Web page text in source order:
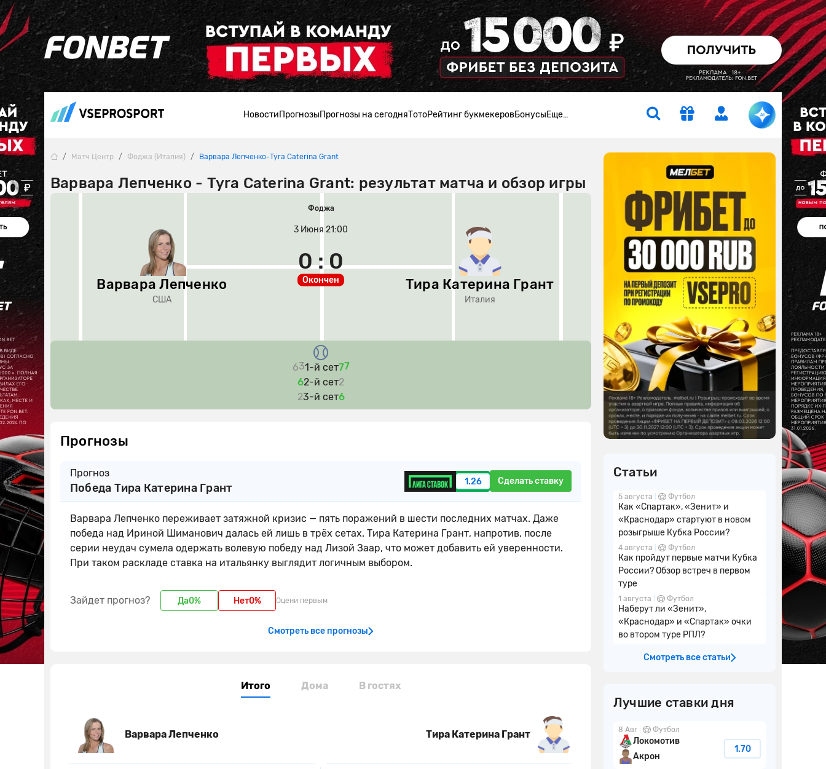
НовостиПрогнозыПрогнозы на сегодняТотоРейтинг букмекеровБонусыЕще…
Варвара Лепченко - Tyra Caterina Grant: результат матча и обзор игры
Матч Центр Фоджа (Италия) Варвара Лепченко-Tyra Caterina Grant
Варвара Лепченко
США
Фоджа
3 Июня 21:00
Окончен
0 : 0
Тира Катерина Грант
Италия
631-й сет77
62-й сет2
23-й сет6
Прогнозы
Прогноз
Победа Тира Катерина Грант 1.26 Сделать ставку
Варвара Лепченко переживает затяжной кризис — пять поражений в шести последних матчах. Даже
победа над Ириной Шиманович далась ей лишь в трёх сетах. Тира Катерина Грант, напротив, после
серии неудач сумела одержать волевую победу над Лизой Заар, что может добавить ей уверенности.
При таком раскладе ставка на итальянку выглядит логичным выбором.
Зайдет прогноз? Да0% Нет0% Оцени первым
Смотреть все прогнозы
Итого Дома В гостях
Варвара Лепченко Тира Катерина Грант
Статьи
5 августа Футбол
Как «Спартак», «Зенит» и
«Краснодар» стартуют в новом
розыгрыше Кубка России?
4 августа Футбол
Как пройдут первые матчи Кубка
России? Обзор встреч в первом
туре
1 августа Футбол
Наберут ли «Зенит»,
«Краснодар» и «Спартак» очки
во втором туре РПЛ?
Смотреть все статьи
Лучшие ставки дня
8 Авг Футбол
Локомотив
Акрон
1.70